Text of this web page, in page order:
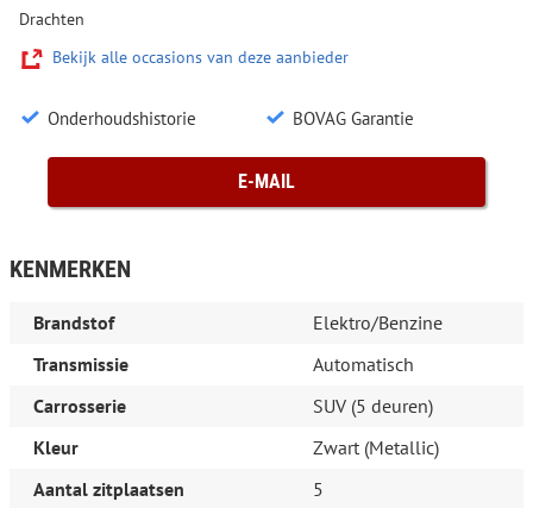
Drachten
Bekijk alle occasions van deze aanbieder
Onderhoudshistorie BOVAG Garantie
E-MAIL
KENMERKEN
Brandstof
Elektro/Benzine
Transmissie
Automatisch
Carrosserie
SUV (5 deuren)
Kleur
Zwart (Metallic)
Aantal zitplaatsen
5